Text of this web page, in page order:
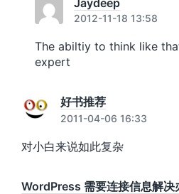
Jaydeep
2012-11-18 13:58
The abiltiy to think like
expert
好书推荐
2011-04-06 16:33
对小白来说如此复杂
WordPress 需要连接信息解决